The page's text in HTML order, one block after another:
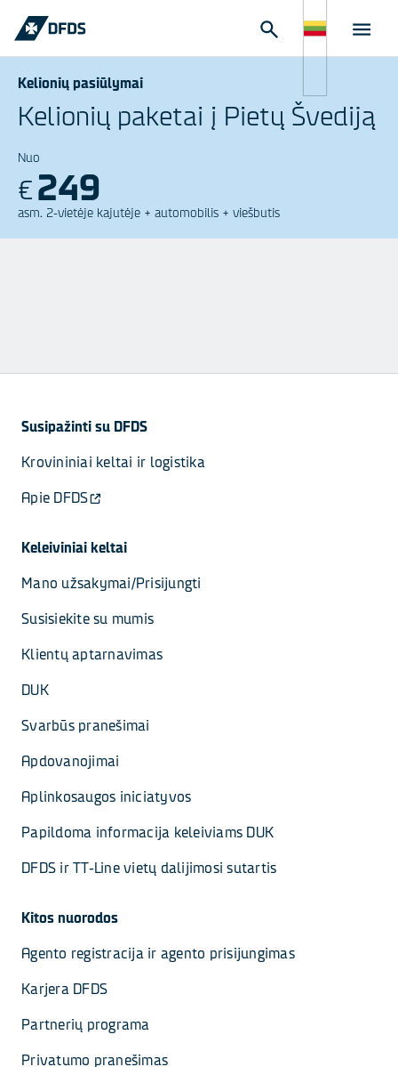
Kelionių pasiūlymai
Kelionių paketai į Pietų Švediją
Nuo
€249
asm. 2-vietėje kajutėje + automobilis + viešbutis
Susipažinti su DFDS
Krovininiai keltai ir logistika
Apie DFDS
Keleiviniai keltai
Mano užsakymai/Prisijungti
Susisiekite su mumis
Klientų aptarnavimas
DUK
Svarbūs pranešimai
Apdovanojimai
Aplinkosaugos iniciatyvos
Papildoma informacija keleiviams DUK
DFDS ir TT-Line vietų dalijimosi sutartis
Kitos nuorodos
Agento registracija ir agento prisijungimas
Karjera DFDS
Partnerių programa
Privatumo pranešimas